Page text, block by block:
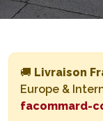
🚚 Livraison
Europe &
facommard-